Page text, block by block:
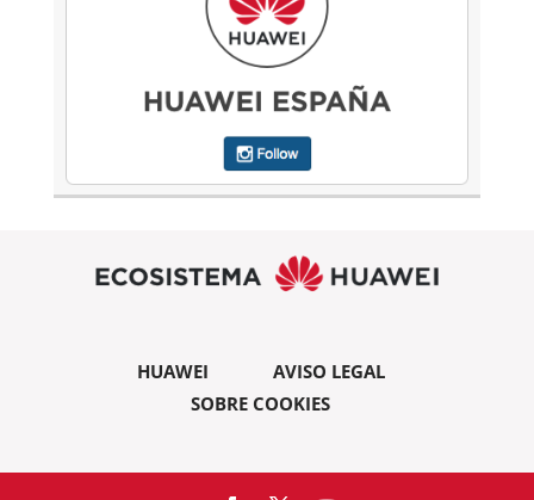
HUAWEI
AVISO LEGAL
SOBRE COOKIES